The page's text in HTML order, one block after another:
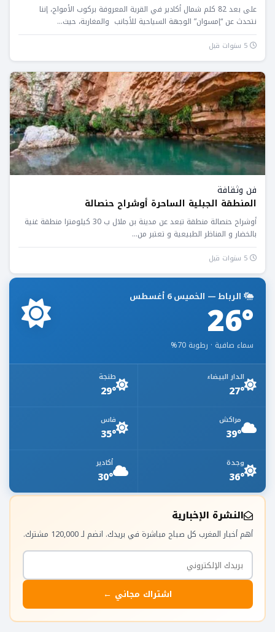
على بعد 82 كلم شمال أكادير في القرية المعروفة بركوب الأمواج، إننا
نتحدث عن “إمسوان” الوجهة السياحية للأجانب والمغاربة، حيث...
فن وثقافة
المنطقة الجبلية الساحرة أوشراح حنصالة
أوشراح حنصالة منطقة تبعد عن مدينة بن ملال ب 30 كيلومترا منطقة غنية
بالخضار و المناظر الطبيعية و تعتبر من...
الرباط — الخميس 6 أغسطس
26°
سماء صافية · رطوبة 70%
الدار البيضاء
27°
طنجة
29°
مراكش
39°
فاس
35°
وجدة
36°
أكادير
30°
النشرة الإخبارية
أهم أخبار المغرب كل صباح مباشرة في بريدك. انضم لـ 120,000 مشترك.
اشتراك مجاني ←